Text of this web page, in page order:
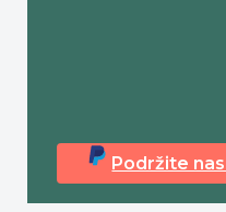
Podržite